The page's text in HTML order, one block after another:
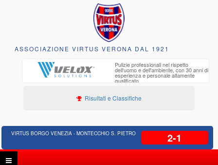
ASSOCIAZIONE VIRTUS VERONA DAL 1921
Pulizie professionali nel rispetto
dell'uomo e dell'ambiente, con 30 anni di
esperienza e personale altamente
qualificato
Risultati e Classifiche
VIRTUS BORGO VENEZIA - MONTECCHIO S. PIETRO 2-1